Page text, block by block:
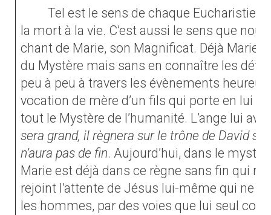
Tel est le sens de chaque Eucharistie :
la mort à la vie. C’est aussi le sens que nous
chant de Marie, son Magnificat. Déjà Marie
du Mystère mais sans en connaître les
peu à peu à travers les évènements
vocation de mère d’un fils qui porte en lui
tout le Mystère de l’humanité. L’ange lui
sera grand, il règnera sur le trône de David
n’aura pas de fin. Aujourd’hui, dans le
Marie est déjà dans ce règne sans fin qui
rejoint l’attente de Jésus lui-même qui ne
les hommes, par des voies que lui seul